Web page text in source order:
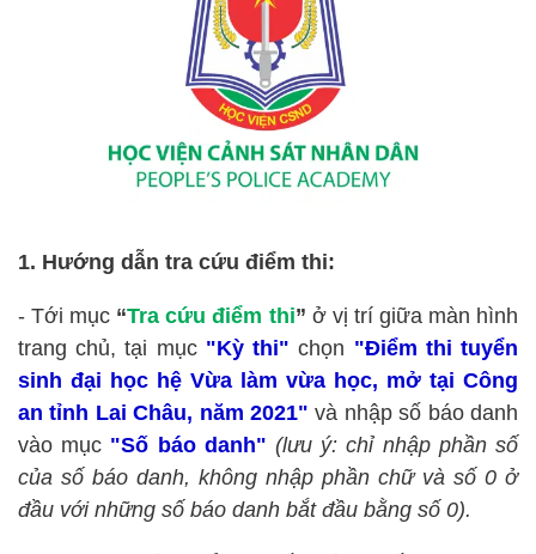
1. Hướng dẫn tra cứu điểm thi:
- Tới mục “Tra cứu điểm thi” ở vị trí giữa màn hình
trang chủ, tại mục "Kỳ thi" chọn "Điểm thi tuyển
sinh đại học hệ Vừa làm vừa học, mở tại Công
an tỉnh Lai Châu, năm 2021" và nhập số báo danh
vào mục "Số báo danh" (lưu ý: chỉ nhập phần số
của số báo danh, không nhập phần chữ và số 0 ở
đầu với những số báo danh bắt đầu bằng số 0).